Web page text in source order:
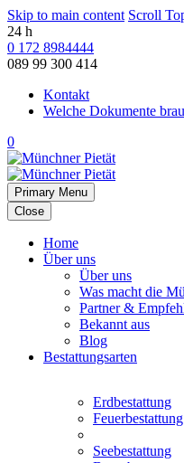
Skip to main content Scroll
24 h
0 172 8984444
089 99 300 414
Kontakt
Welche Dokumente
0
Primary Menu
Close
Home
Über uns
Über uns
Was macht die
Partner &
Bekannt aus
Blog
Bestattungsarten
Erdbestattung
Feuerbestattung
Seebestattung